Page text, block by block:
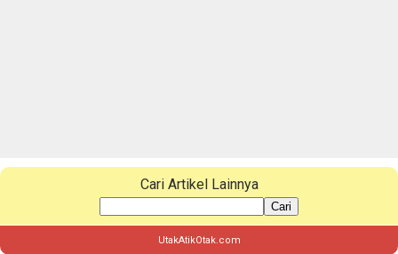
Cari Artikel Lainnya
Cari
UtakAtikOtak.com